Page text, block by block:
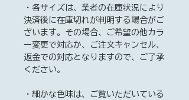
・各サイズは、業者の在庫状況により
決済後に在庫切れが判明する場合がご
ざいます。その場合、ご希望の他カラ
ー変更で対応か、ご注文キャンセル、
返金での対応となりますので、ご了承
ください。
・細かな色味は、ご覧いただいている